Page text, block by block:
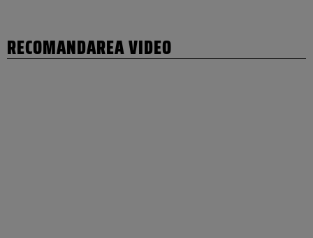
RECOMANDAREA VIDEO